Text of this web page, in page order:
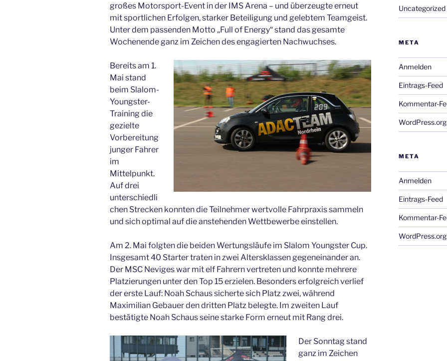
großes Motorsport-Event in der IMS Arena – und überzeugte erneut
mit sportlichen Erfolgen, starker Beteiligung und gelebtem Teamgeist.
Unter dem passenden Motto „Full of Energy“ stand das gesamte
Wochenende ganz im Zeichen des engagierten Nachwuchses.
Bereits am 1.
Mai stand
beim Slalom-
Youngster-
Training die
gezielte
Vorbereitung
junger Fahrer
im
Mittelpunkt.
Auf drei
unterschiedli
chen Strecken konnten die Teilnehmer wertvolle Fahrpraxis sammeln
und sich optimal auf die anstehenden Wettbewerbe einstellen.
Am 2. Mai folgten die beiden Wertungsläufe im Slalom Youngster Cup.
Insgesamt 40 Starter traten in zwei Altersklassen gegeneinander an.
Der MSC Neviges war mit elf Fahrern vertreten und konnte mehrere
Platzierungen unter den Top 15 erzielen. Besonders erfolgreich verlief
der erste Lauf: Noah Schaus sicherte sich Platz zwei, während
Maximilian Gebauer den dritten Platz belegte. Im zweiten Lauf
bestätigte Noah Schaus seine starke Form erneut mit Rang drei.
Der Sonntag stand
ganz im Zeichen
Uncategorized
META
Anmelden
Eintrags-Feed
Kommentar-
WordPress.org
META
Anmelden
Eintrags-Feed
Kommentar-
WordPress.org